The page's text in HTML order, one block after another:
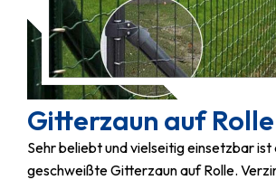
Gitterzaun auf Rolle
Sehr beliebt und vielseitig einsetzbar ist
geschweißte Gitterzaun auf Rolle.